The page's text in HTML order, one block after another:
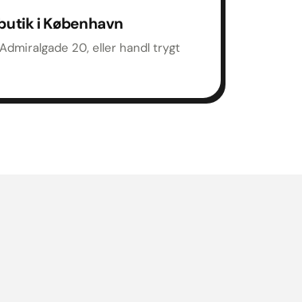
i København
20, eller handl trygt